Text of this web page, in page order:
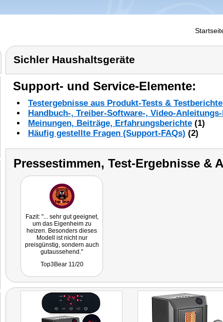
Sichler Haushaltsgeräte
Support- und Service-Elemente:
Testergebnisse aus Produkt-Tests &
Handbuch-, Treiber-Software-, Video-
Meinungen, Beiträge, Erfahrungsberichte (1)
Häufig gestellte Fragen (Support-FAQs) (2)
Pressestimmen, Test-Ergebnisse &
Fazit: "... sehr gut geeignet,
um das Eigenheim zu
heizen. Besonders dieses
Modell ist nicht nur
preisgünstig, sondern auch
gutaussehend."
Top3Bear 11/20